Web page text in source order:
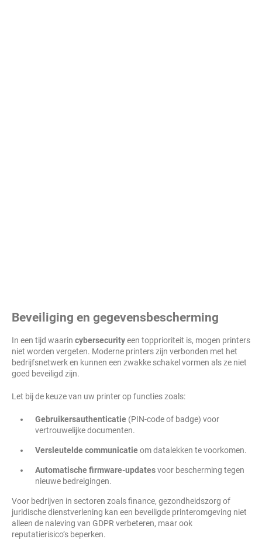
Beveiliging en gegevensbescherming
In een tijd waarin cybersecurityeen topprioriteit is, mogen printers
niet worden vergeten. Moderne printers zijn verbonden met het
bedrijfsnetwerk en kunnen een zwakke schakel vormen als ze niet
goed beveiligd zijn.
Let bij de keuze van uw printer op functies zoals:
Gebruikersauthenticatie (PIN-code of badge) voor
vertrouwelijke documenten.
Versleutelde communicatieom datalekken te voorkomen.
Automatische firmware-updatesvoor bescherming tegen
nieuwe bedreigingen.
Voor bedrijven in sectoren zoals finance, gezondheidszorg of
juridische dienstverlening kan een beveiligde printeromgeving niet
alleen de naleving van GDPR verbeteren, maar ook
reputatierisico’s beperken.